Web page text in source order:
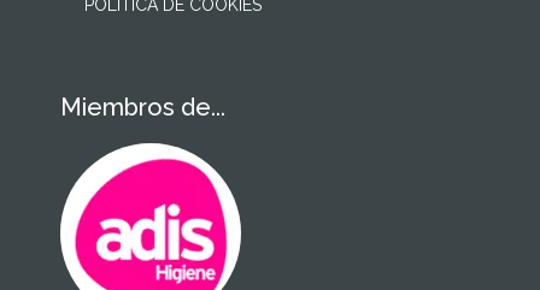
POLÍTICA DE COOKIES
Miembros de...